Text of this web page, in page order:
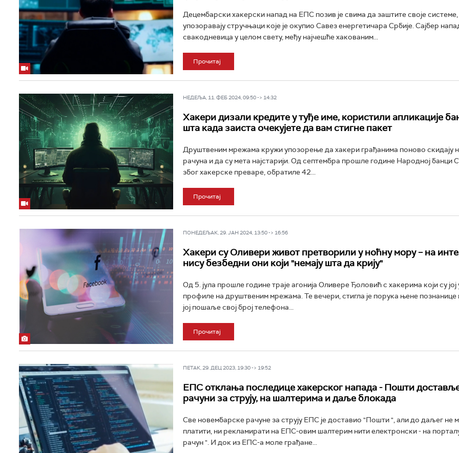
Децембарски хакерски напад на ЕПС позив је свима да заштите своје системе,
упозоравају стручњаци које је окупио Савез енергетичара Србије. Сајбер
свакодневица у целом свету, међу најчешће хакованим...
Прочитај
НЕДЕЉА, 11. ФЕБ 2024, 09:50 -> 14:32
Хакери дизали кредите у туђе име, користили апликације
шта када заиста очекујете да вам стигне пакет
Друштвеним мрежама кружи упозорење да хакери грађанима поново скидају
рачуна и да су мета најстарији. Од септембра прошле године Народној банци
због хакерске преваре, обратиле 42...
Прочитај
ПОНЕДЕЉАК, 29. ЈАН 2024, 13:50 -> 16:56
Хакери су Оливери живот претворили у ноћну мору – на
нису безбедни они који "немају шта да крију"
Од 5. јула прошле године траје агонија Оливере Ђоловић с хакерима који су јој
профиле на друштвеним мрежама. Те вечери, стигла је порука њене познанице
јој пошаље свој број телефона...
Прочитај
ПЕТАК, 29. ДЕЦ 2023, 19:30 -> 19:52
ЕПС отклања последице хакерског напада - Пошти
рачуни за струју, на шалтерима и даље блокада
Све новембарске рачуне за струју ЕПС је доставио "Пошти ", али до даљег не
платити, ни рекламирати на ЕПС-овим шалтерим нити електронски - на
рачун ". И док из ЕПС-а моле грађане...